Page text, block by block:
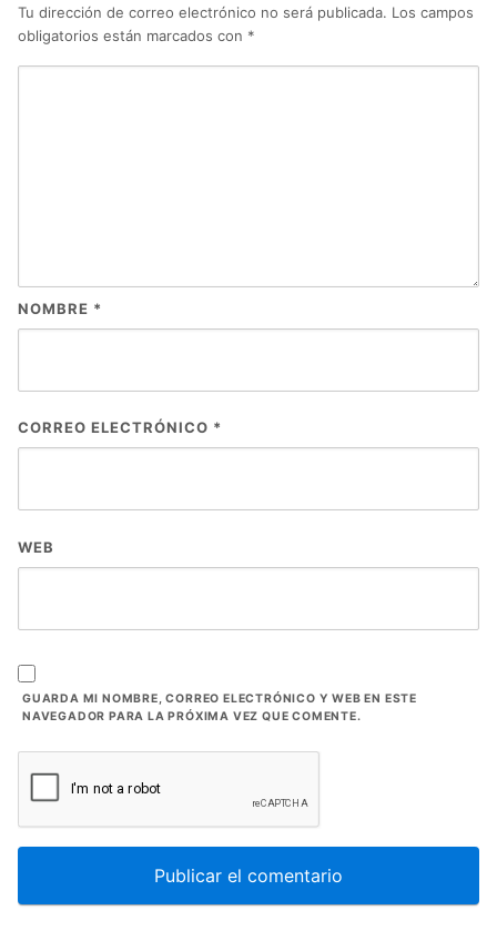
Tu dirección de correo electrónico no será publicada. Los campos
obligatorios están marcados con *
NOMBRE *
CORREO ELECTRÓNICO *
WEB
GUARDA MI NOMBRE, CORREO ELECTRÓNICO Y WEB EN ESTE
NAVEGADOR PARA LA PRÓXIMA VEZ QUE COMENTE.